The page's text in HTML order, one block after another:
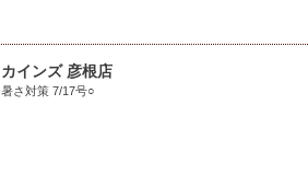
カインズ 彦根店
暑さ対策 7/17号○